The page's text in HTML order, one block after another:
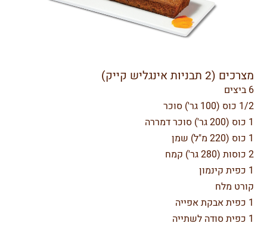
מצרכים (2 תבניות אינגליש קייק)
6 ביצים
1/2 כוס (100 גר') סוכר
1 כוס (200 גר') סוכר דמררה
1 כוס (220 מ"ל) שמן
2 כוסות (280 גר') קמח
1 כפית קינמון
קורט מלח
1 כפית אבקת אפייה
1 כפית סודה לשתייה